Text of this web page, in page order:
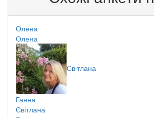
Олена
Олена
Світлана
Ганна
Світлана